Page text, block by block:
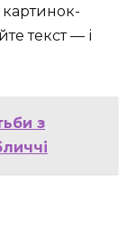
картинок-
текст — і
з